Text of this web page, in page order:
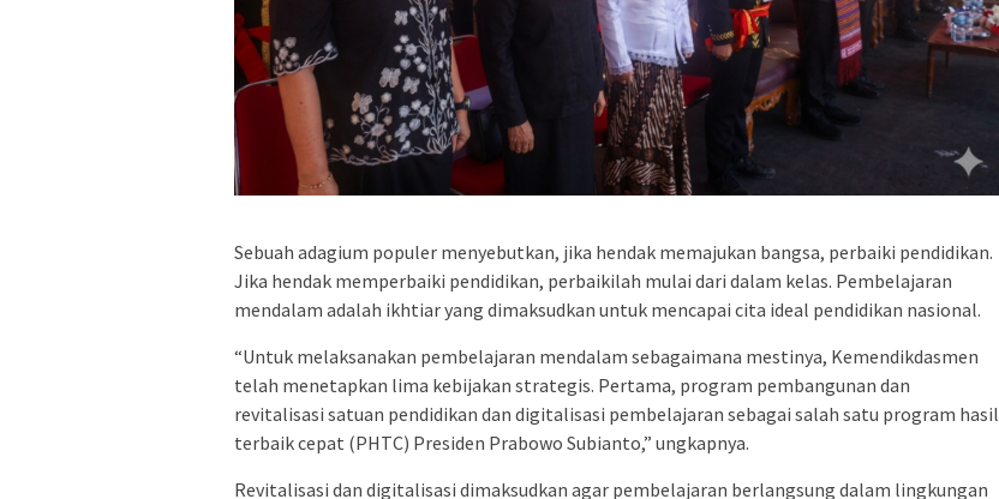
Sebuah adagium populer menyebutkan, jika hendak memajukan bangsa, perbaiki pendidikan.
Jika hendak memperbaiki pendidikan, perbaikilah mulai dari dalam kelas. Pembelajaran
mendalam adalah ikhtiar yang dimaksudkan untuk mencapai cita ideal pendidikan nasional.
“Untuk melaksanakan pembelajaran mendalam sebagaimana mestinya, Kemendikdasmen
telah menetapkan lima kebijakan strategis. Pertama, program pembangunan dan
revitalisasi satuan pendidikan dan digitalisasi pembelajaran sebagai salah satu program hasil
terbaik cepat (PHTC) Presiden Prabowo Subianto,” ungkapnya.
Revitalisasi dan digitalisasi dimaksudkan agar pembelajaran berlangsung dalam lingkungan